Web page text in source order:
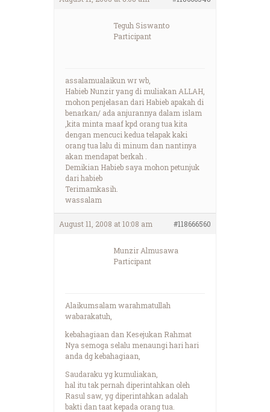
Teguh Siswanto
Participant
assalamualaikun wr wb,
Habieb Nunzir yang di muliakan ALLAH,
mohon penjelasan dari Habieb apakah di
benarkan/ ada anjurannya dalam islam
,kita minta maaf kpd orang tua kita
dengan mencuci kedua telapak kaki
orang tua lalu di minum dan nantinya
akan mendapat berkah .
Demikian Habieb saya mohon petunjuk
dari habieb
Terimamkasih.
wassalam
August 11, 2008 at 10:08 am #118666560
Munzir Almusawa
Participant
Alaikumsalam warahmatullah
wabarakatuh,
kebahagiaan dan Kesejukan Rahmat
Nya semoga selalu menaungi hari hari
anda dg kebahagiaan,
Saudaraku yg kumuliakan,
hal itu tak pernah diperintahkan oleh
Rasul saw, yg diperintahkan adalah
bakti dan taat kepada orang tua.